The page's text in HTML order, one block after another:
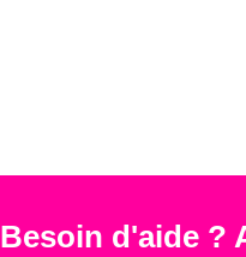
Besoin d'aide ?